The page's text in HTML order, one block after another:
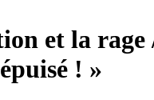
et la
! »